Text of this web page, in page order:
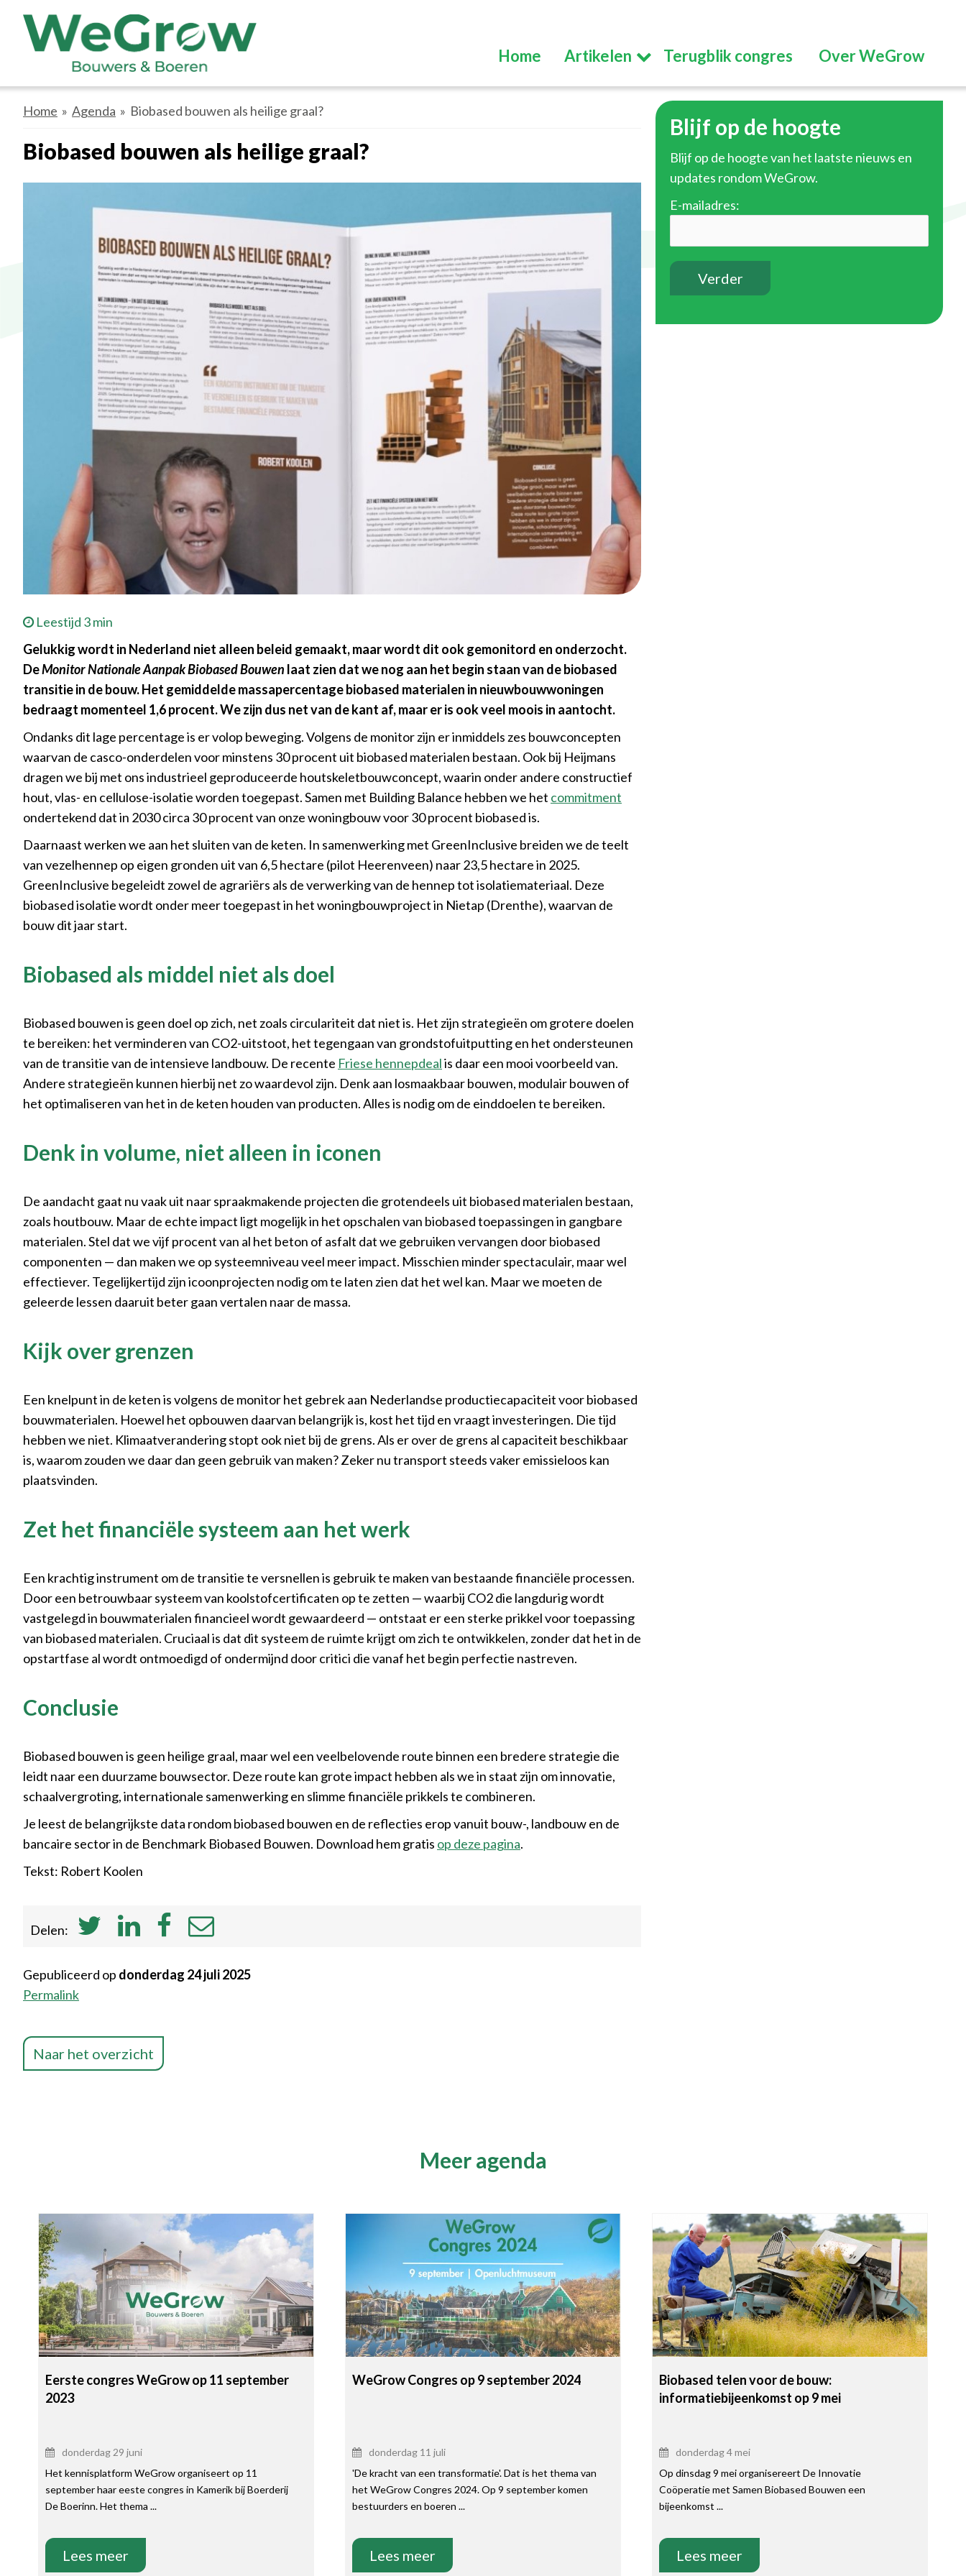
Home Artikelen Terugblik congres Over WeGrow
Home » Agenda » Biobased bouwen als heilige graal?
Biobased bouwen als heilige graal?
Leestijd 3 min
Gelukkig wordt in Nederland niet alleen beleid gemaakt, maar wordt dit ook gemonitord en onderzocht.
DeMonitor Nationale Aanpak Biobased Bouwen laat zien dat we nog aan het begin staan van de biobased
transitie in de bouw. Het gemiddelde massapercentage biobased materialen in nieuwbouwwoningen
bedraagt momenteel 1,6 procent. We zijn dus net van de kant af, maar er is ook veel moois in aantocht.
Ondanks dit lage percentage is er volop beweging. Volgens de monitor zijn er inmiddels zes bouwconcepten
waarvan de casco-onderdelen voor minstens 30 procent uit biobased materialen bestaan. Ook bij Heijmans
dragen we bij met ons industrieel geproduceerde houtskeletbouwconcept, waarin onder andere constructief
hout, vlas- en cellulose-isolatie worden toegepast. Samen met Building Balance hebben we het commitment
ondertekend dat in 2030 circa 30 procent van onze woningbouw voor 30 procent biobased is.
Daarnaast werken we aan het sluiten van de keten. In samenwerking met GreenInclusive breiden we de teelt
van vezelhennep op eigen gronden uit van 6,5 hectare (pilot Heerenveen) naar 23,5 hectare in 2025.
GreenInclusive begeleidt zowel de agrariërs als de verwerking van de hennep tot isolatiemateriaal. Deze
biobased isolatie wordt onder meer toegepast in het woningbouwproject in Nietap (Drenthe), waarvan de
bouw dit jaar start.
Biobased als middel niet als doel
Biobased bouwen is geen doel op zich, net zoals circulariteit dat niet is. Het zijn strategieën om grotere doelen
te bereiken: het verminderen van CO2-uitstoot, het tegengaan van grondstofuitputting en het ondersteunen
van de transitie van de intensieve landbouw. De recente Friese hennepdealis daar een mooi voorbeeld van.
Andere strategieën kunnen hierbij net zo waardevol zijn. Denk aan losmaakbaar bouwen, modulair bouwen of
het optimaliseren van het in de keten houden van producten. Alles is nodig om de einddoelen te bereiken.
Denk in volume, niet alleen in iconen
De aandacht gaat nu vaak uit naar spraakmakende projecten die grotendeels uit biobased materialen bestaan,
zoals houtbouw. Maar de echte impact ligt mogelijk in het opschalen van biobased toepassingen in gangbare
materialen. Stel dat we vijf procent van al het beton of asfalt dat we gebruiken vervangen door biobased
componenten — dan maken we op systeemniveau veel meer impact. Misschien minder spectaculair, maar wel
effectiever. Tegelijkertijd zijn icoonprojecten nodig om te laten zien dat het wel kan. Maar we moeten de
geleerde lessen daaruit beter gaan vertalen naar de massa.
Kijk over grenzen
Een knelpunt in de keten is volgens de monitor het gebrek aan Nederlandse productiecapaciteit voor biobased
bouwmaterialen. Hoewel het opbouwen daarvan belangrijk is, kost het tijd en vraagt investeringen. Die tijd
hebben we niet. Klimaatverandering stopt ook niet bij de grens. Als er over de grens al capaciteit beschikbaar
is, waarom zouden we daar dan geen gebruik van maken? Zeker nu transport steeds vaker emissieloos kan
plaatsvinden.
Zet het financiële systeem aan het werk
Een krachtig instrument om de transitie te versnellen is gebruik te maken van bestaande financiële processen.
Door een betrouwbaar systeem van koolstofcertificaten op te zetten — waarbij CO2 die langdurig wordt
vastgelegd in bouwmaterialen financieel wordt gewaardeerd — ontstaat er een sterke prikkel voor toepassing
van biobased materialen. Cruciaal is dat dit systeem de ruimte krijgt om zich te ontwikkelen, zonder dat het in de
opstartfase al wordt ontmoedigd of ondermijnd door critici die vanaf het begin perfectie nastreven.
Conclusie
Biobased bouwen is geen heilige graal, maar wel een veelbelovende route binnen een bredere strategie die
leidt naar een duurzame bouwsector. Deze route kan grote impact hebben als we in staat zijn om innovatie,
schaalvergroting, internationale samenwerking en slimme financiële prikkels te combineren.
Je leest de belangrijkste data rondom biobased bouwen en de reflecties erop vanuit bouw-, landbouw en de
bancaire sector in de Benchmark Biobased Bouwen. Download hem gratis op deze pagina.
Tekst: Robert Koolen
Delen:
Gepubliceerd op donderdag 24 juli 2025
Permalink
Naar het overzicht
Blijf op de hoogte
Blijf op de hoogte van het laatste nieuws en
updates rondom WeGrow.
E-mailadres:
Meer agenda
Eerste congres WeGrow op 11 september
2023
donderdag 29 juni
Het kennisplatform WeGrow organiseert op 11
september haar eeste congres in Kamerik bij Boerderij
De Boerinn. Het thema ...
Lees meer
WeGrow Congres op 9 september 2024
donderdag 11 juli
'De kracht van een transformatie'. Dat is het thema van
het WeGrow Congres 2024. Op 9 september komen
bestuurders en boeren ...
Lees meer
Biobased telen voor de bouw:
informatiebijeenkomst op 9 mei
donderdag 4 mei
Op dinsdag 9 mei organisereert De Innovatie
Coöperatie met Samen Biobased Bouwen een
bijeenkomst ...
Lees meer